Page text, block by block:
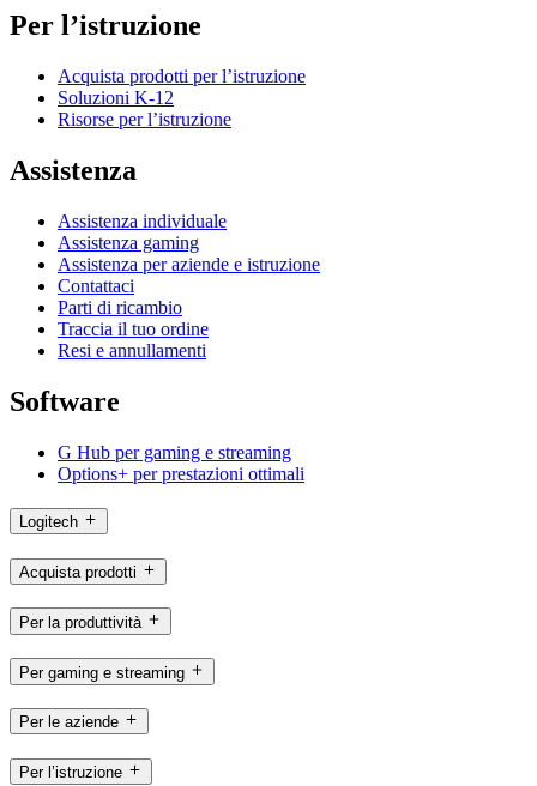
Per l’istruzione
Acquista prodotti per l’istruzione
Soluzioni K-12
Risorse per l’istruzione
Assistenza
Assistenza individuale
Assistenza gaming
Assistenza per aziende e istruzione
Contattaci
Parti di ricambio
Traccia il tuo ordine
Resi e annullamenti
Software
G Hub per gaming e streaming
Options+ per prestazioni ottimali
Logitech
Acquista prodotti
Per la produttività
Per gaming e streaming
Per le aziende
Per l’istruzione